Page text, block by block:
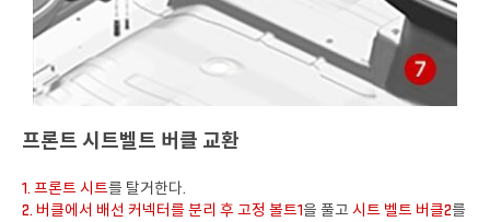
프론트 시트벨트 버클 교환
1. 프론트 시트를 탈거한다.
2. 버클에서 배선 커넥터를 분리 후 고정 볼트1을 풀고 시트 벨트 버클2를